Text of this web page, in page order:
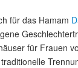
für das Hamam
für Frauen